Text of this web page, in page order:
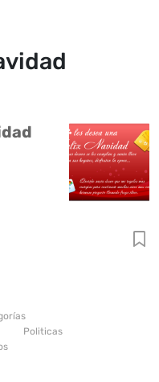
Politicas